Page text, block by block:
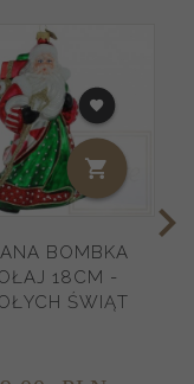
BOMBKA
18CM -
ŚWIĄT